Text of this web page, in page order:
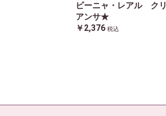
ビーニャ・レアル クリ
アンサ★
￥2,376 税込